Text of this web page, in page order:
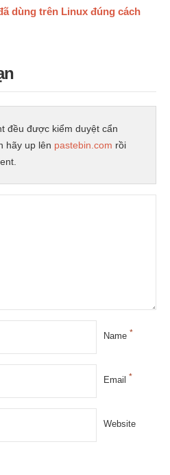
dùng trên Linux đúng cách
đều được kiểm duyệt cẩn
hãy up lên pastebin.com rồi
Name *
Email *
Website